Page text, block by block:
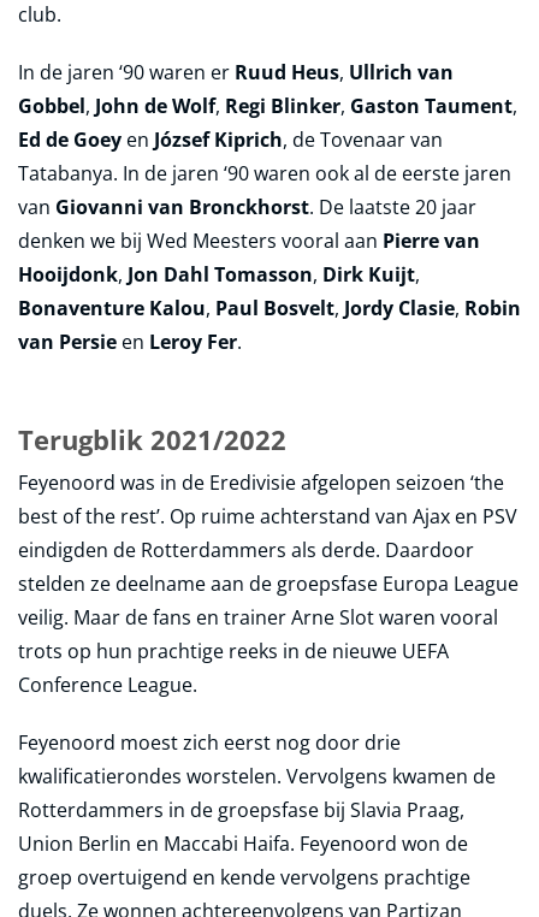
club.
In de jaren ‘90 waren er Ruud Heus, Ullrich van
Gobbel, John de Wolf, Regi Blinker, Gaston Taument,
Ed de Goey en József Kiprich, de Tovenaar van
Tatabanya. In de jaren ‘90 waren ook al de eerste jaren
van Giovanni van Bronckhorst. De laatste 20 jaar
denken we bij Wed Meesters vooral aan Pierre van
Hooijdonk, Jon Dahl Tomasson, Dirk Kuijt,
Bonaventure Kalou, Paul Bosvelt, Jordy Clasie, Robin
van Persie en Leroy Fer.
Terugblik 2021/2022
Feyenoord was in de Eredivisie afgelopen seizoen ‘the
best of the rest’. Op ruime achterstand van Ajax en PSV
eindigden de Rotterdammers als derde. Daardoor
stelden ze deelname aan de groepsfase Europa League
veilig. Maar de fans en trainer Arne Slot waren vooral
trots op hun prachtige reeks in de nieuwe UEFA
Conference League.
Feyenoord moest zich eerst nog door drie
kwalificatierondes worstelen. Vervolgens kwamen de
Rotterdammers in de groepsfase bij Slavia Praag,
Union Berlin en Maccabi Haifa. Feyenoord won de
groep overtuigend en kende vervolgens prachtige
duels. Ze wonnen achtereenvolgens van Partizan